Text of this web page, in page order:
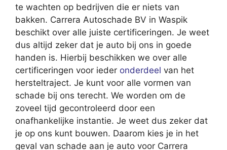
te wachten op bedrijven die er niets van
bakken. Carrera Autoschade BV in Waspik
beschikt over alle juiste certificeringen. Je weet
dus altijd zeker dat je auto bij ons in goede
handen is. Hierbij beschikken we over alle
certificeringen voor ieder onderdeel van het
hersteltraject. Je kunt voor alle vormen van
schade bij ons terecht. We worden om de
zoveel tijd gecontroleerd door een
onafhankelijke instantie. Je weet dus zeker dat
je op ons kunt bouwen. Daarom kies je in het
geval van schade aan je auto voor Carrera